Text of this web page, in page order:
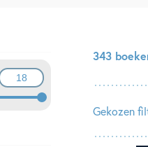
343
Gekozen